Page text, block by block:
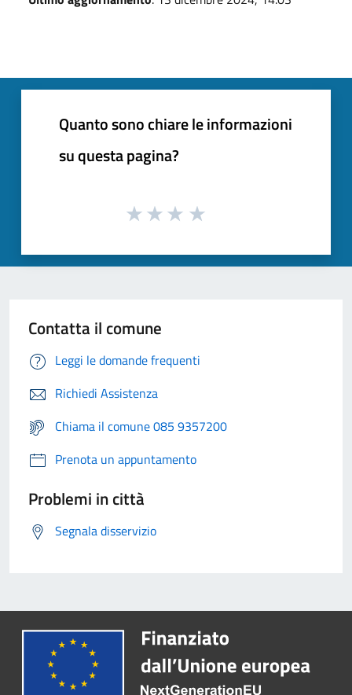
Quanto sono chiare le informazioni
su questa pagina?
Contatta il comune
Leggi le domande frequenti
Richiedi Assistenza
Chiama il comune 085 9357200
Prenota un appuntamento
Problemi in città
Segnala disservizio